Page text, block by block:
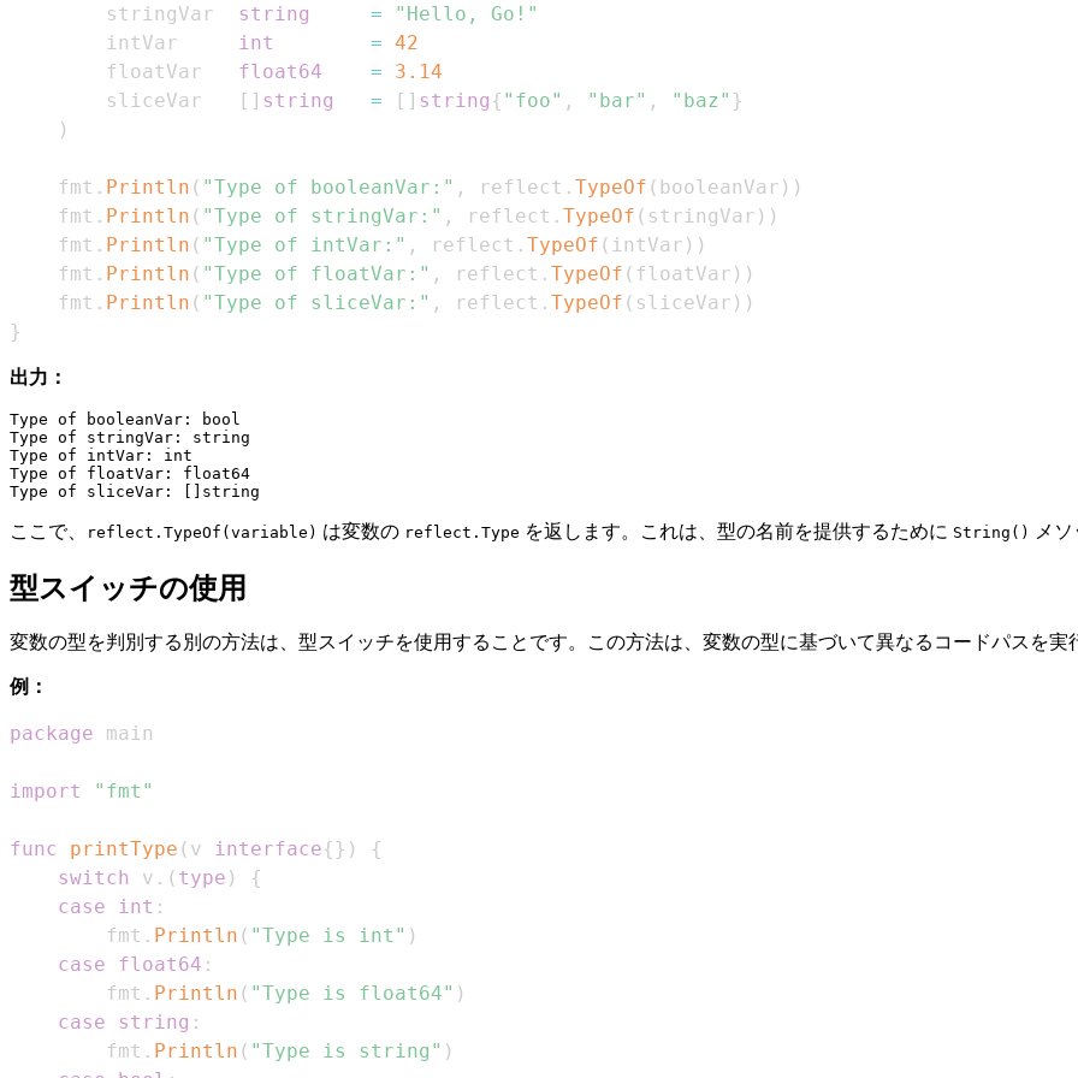
        stringVar
string =
"Hello, Go!"
        intVar
int = 42
        floatVar
float64 =
3.14
        sliceVar
[ ] string = [ ] string { "foo" , "bar" , "baz" }
)
    fmt
. Println ( "Type of booleanVar:" , reflect . TypeOf ( booleanVar ) )
    fmt
. Println ( "Type of stringVar:" , reflect . TypeOf ( stringVar ) )
    fmt
. Println ( "Type of intVar:" , reflect . TypeOf ( intVar ) )
    fmt
. Println ( "Type of floatVar:" , reflect . TypeOf ( floatVar ) )
    fmt
. Println ( "Type of sliceVar:" , reflect . TypeOf ( sliceVar ) )
}
出力：
Type of booleanVar: bool
Type of stringVar: string
Type of intVar: int
Type of floatVar: float64
ここで、 reflect.TypeOf(variable) は変数の reflect.Type を返します。これは、型の名前を提供するために String() メ
型スイッチの使用
変数の型を判別する別の方法は、型スイッチを使用することです。この方法は、変数の型に基づいて異なるコードパスを実
例：
package
import "fmt"
func printType ( v interface{ } )
{
switch
v . ( type )
{
case
int :
        fmt
. Println ( "Type is int" )
case
float64 :
        fmt
. Println ( "Type is float64" )
case
string :
        fmt
. Println ( "Type is string" )